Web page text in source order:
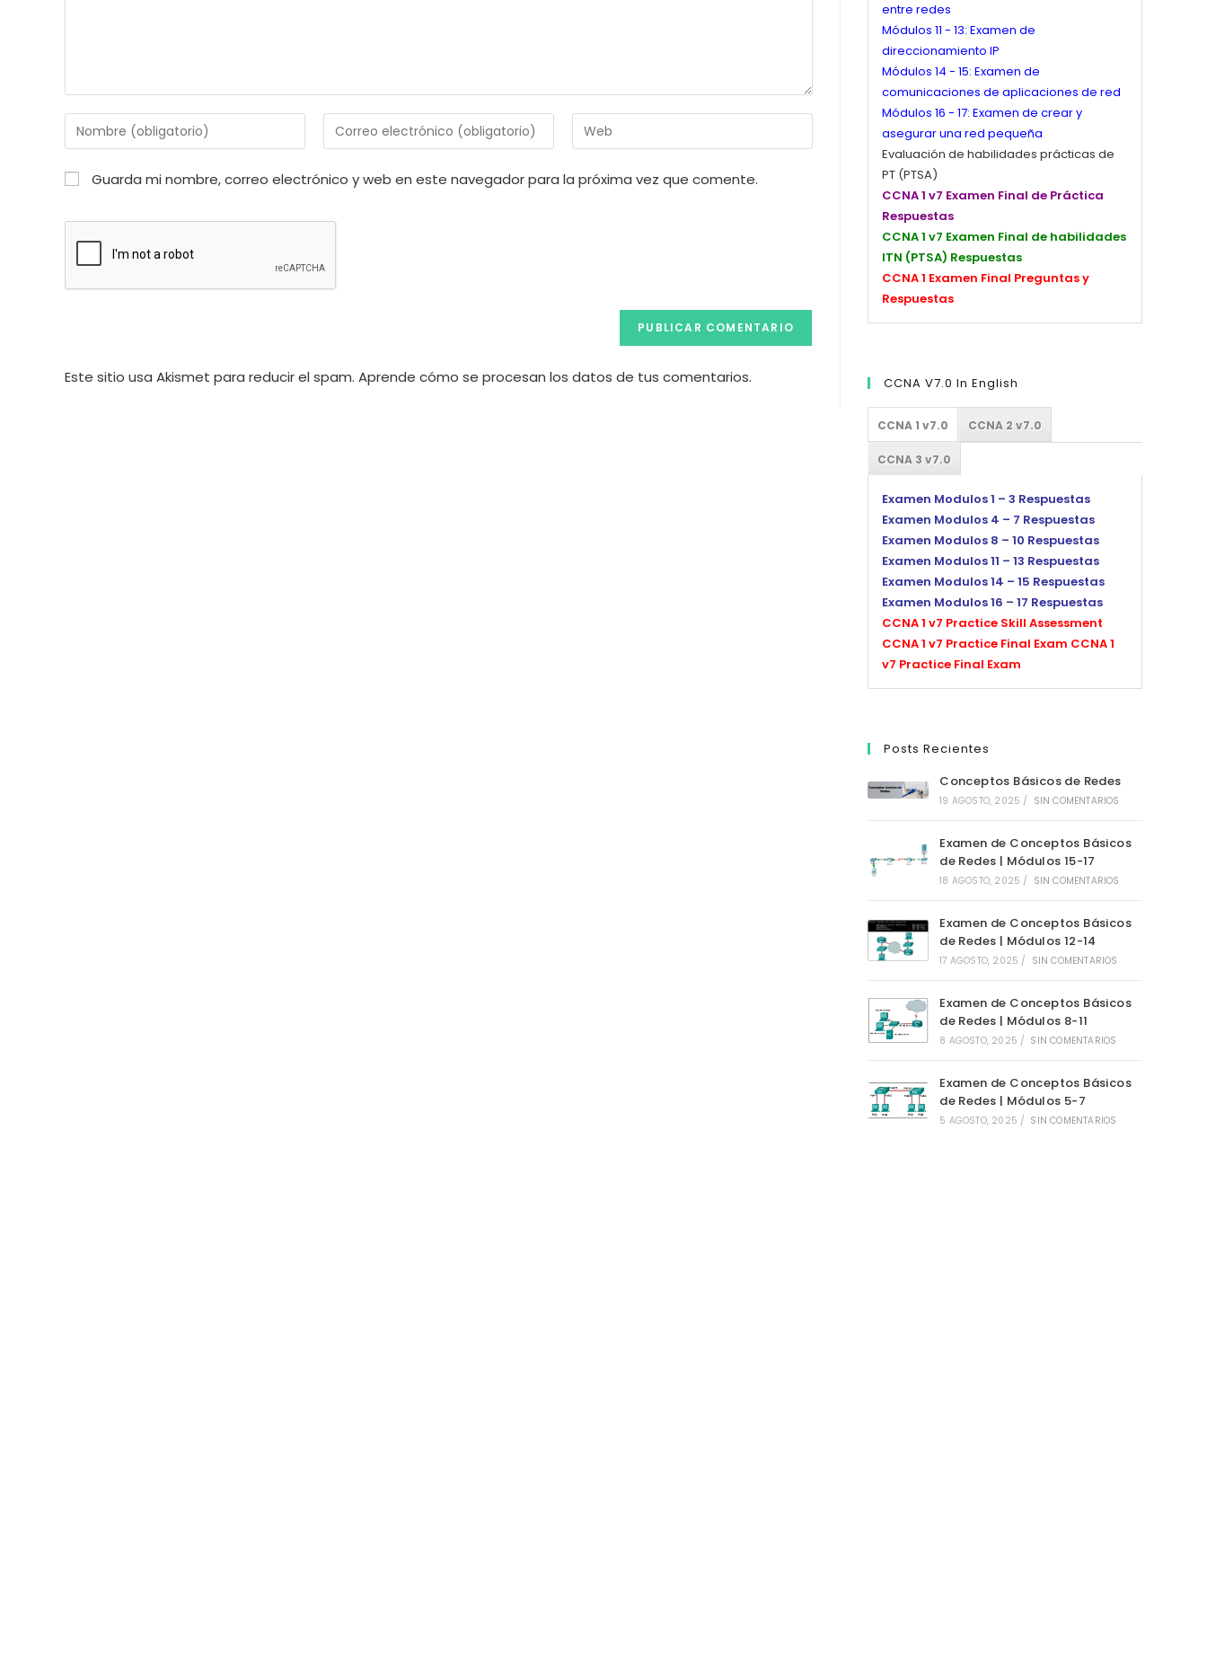
Introduce
tu
nombre
o
Introduce
tu
Introduce
la
de
Guarda mi nombre, correo electrónico y web en este navegador para la próxima vez que comente.
Este sitio usa Akismet para reducir el spam. Aprende cómo se procesan los datos de tus comentarios.
entre redes
Módulos 11 - 13: Examen de
direccionamiento IP
Módulos 14 - 15: Examen de
comunicaciones de aplicaciones de red
Módulos 16 - 17: Examen de crear y
asegurar una red pequeña
Evaluación de habilidades prácticas de
PT (PTSA)
CCNA 1 v7 Examen Final de Práctica
Respuestas
CCNA 1 v7 Examen Final de habilidades
ITN (PTSA) Respuestas
CCNA 1 Examen Final Preguntas y
Respuestas
CCNA V7.0 In English
CCNA 1 v7.0 CCNA 2 v7.0
CCNA 3 v7.0
Examen Modulos 1 – 3 Respuestas
Examen Modulos 4 – 7 Respuestas
Examen Modulos 8 – 10 Respuestas
Examen Modulos 11 – 13 Respuestas
Examen Modulos 14 – 15 Respuestas
Examen Modulos 16 – 17 Respuestas
CCNA 1 v7 Practice Skill Assessment
CCNA 1 v7 Practice Final Exam CCNA 1
v7 Practice Final Exam
Posts Recientes
Conceptos Básicos de Redes
19 AGOSTO, 2025 / SIN COMENTARIOS
Examen de Conceptos Básicos
de Redes | Módulos 15-17
18 AGOSTO, 2025 / SIN COMENTARIOS
Examen de Conceptos Básicos
de Redes | Módulos 12-14
17 AGOSTO, 2025 / SIN COMENTARIOS
Examen de Conceptos Básicos
de Redes | Módulos 8-11
8 AGOSTO, 2025 / SIN COMENTARIOS
Examen de Conceptos Básicos
de Redes | Módulos 5-7
5 AGOSTO, 2025 / SIN COMENTARIOS